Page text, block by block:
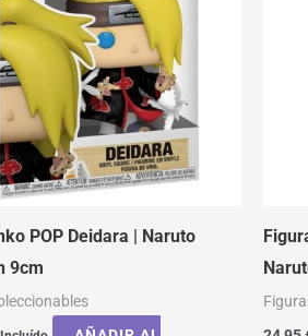
POP Deidara | Naruto
9cm